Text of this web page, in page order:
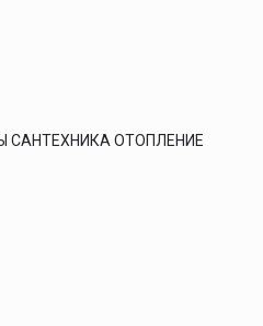
САНТЕХНИКА ОТОПЛЕНИЕ